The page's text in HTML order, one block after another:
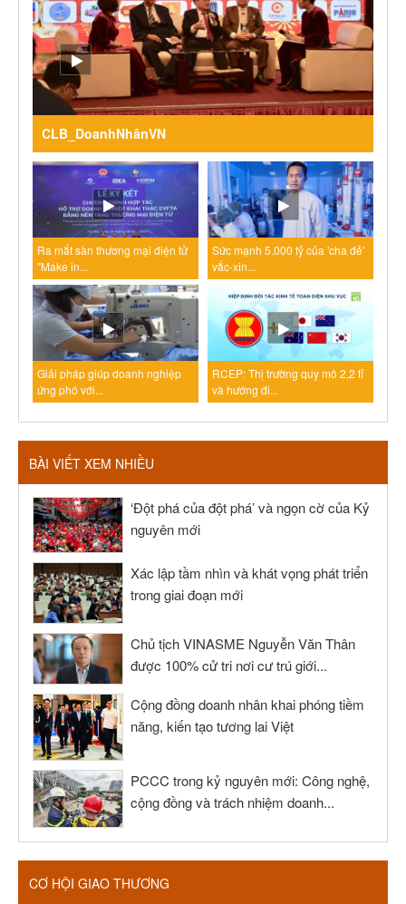
CLB_DoanhNhânVN
Ra mắt sàn thương mại điện tử
"Make in...
Sức mạnh 5.000 tỷ của 'cha đẻ'
vắc-xin...
Giải pháp giúp doanh nghiệp
ứng phó với...
RCEP: Thị trường quy mô 2,2 tỉ
và hướng đi...
BÀI VIẾT XEM NHIỀU
‘Đột phá của đột phá’ và ngọn cờ của Kỷ
nguyên mới
Xác lập tầm nhìn và khát vọng phát triển
trong giai đoạn mới
Chủ tịch VINASME Nguyễn Văn Thân
được 100% cử tri nơi cư trú giới...
Cộng đồng doanh nhân khai phóng tiềm
năng, kiến tạo tương lai Việt
PCCC trong kỷ nguyên mới: Công nghệ,
cộng đồng và trách nhiệm doanh...
CƠ HỘI GIAO THƯƠNG